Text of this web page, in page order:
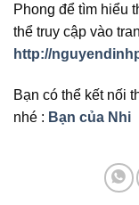
Phong để tìm hiểu
thể truy cập vào
http://
Bạn có thể kết nối
nhé : Bạn của Nhi